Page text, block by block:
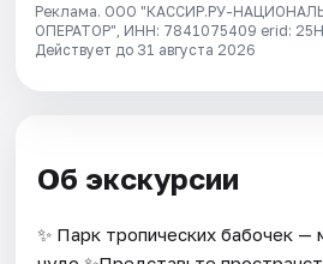
Реклама. ООО "КАССИР.РУ-
ОПЕРАТОР", ИНН: 7841075409 erid:
Действует до 31 августа 2026
Об экскурсии
✨ Парк тропических бабочек —